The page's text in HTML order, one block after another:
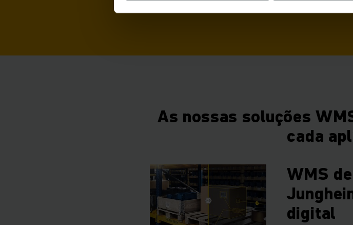
As nossas soluções
cada
WMS
digital